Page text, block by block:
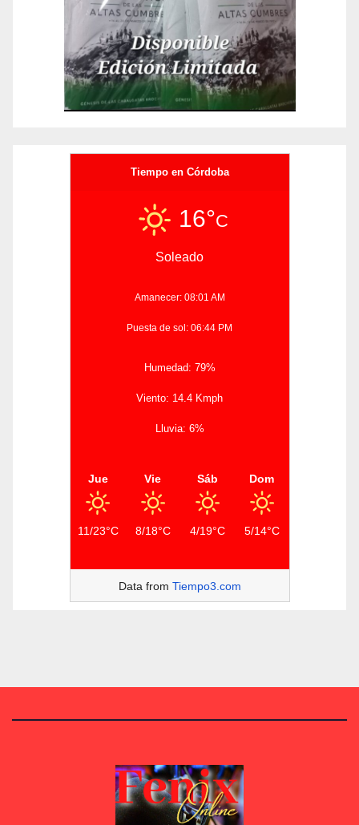
Tiempo en Córdoba
16°C
Soleado
Amanecer: 08:01 AM
Puesta de sol: 06:44 PM
Humedad: 79%
Viento: 14.4 Kmph
Lluvia: 6%
Jue
11/23°C
Vie
8/18°C
Sáb
4/19°C
Dom
5/14°C
Data from Tiempo3.com